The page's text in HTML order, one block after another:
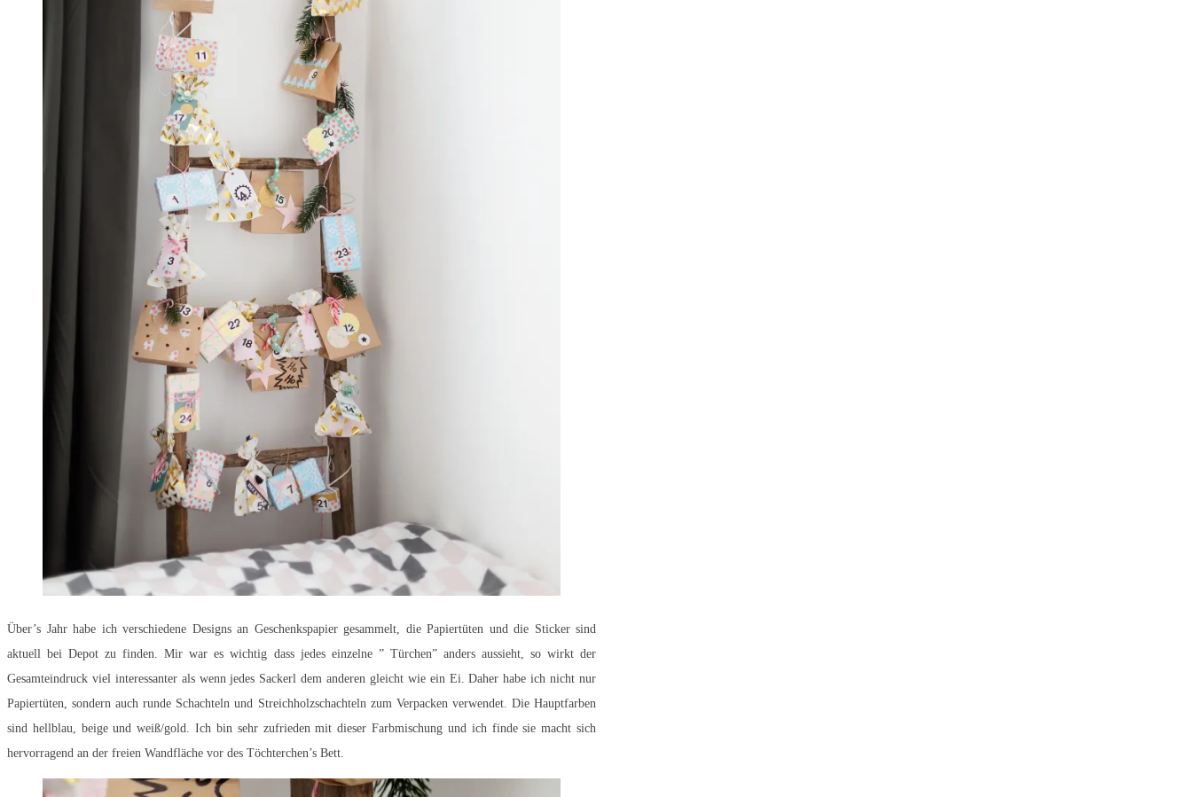
Über’s Jahr habe ich verschiedene Designs an Geschenkspapier gesammelt, die Papiertüten und die Sticker sind
aktuell bei Depot zu finden. Mir war es wichtig dass jedes einzelne ” Türchen” anders aussieht, so wirkt der
Gesamteindruck viel interessanter als wenn jedes Sackerl dem anderen gleicht wie ein Ei. Daher habe ich nicht nur
Papiertüten, sondern auch runde Schachteln und Streichholzschachteln zum Verpacken verwendet. Die Hauptfarben
sind hellblau, beige und weiß/gold. Ich bin sehr zufrieden mit dieser Farbmischung und ich finde sie macht sich
hervorragend an der freien Wandfläche vor des Töchterchen’s Bett.